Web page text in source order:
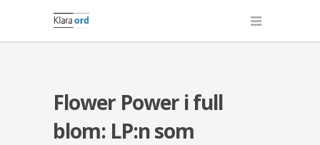
Flower Power i full
blom: LP:n som